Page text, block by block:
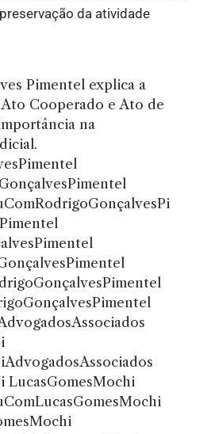
da atividade
Pimentel explica a
Cooperado e Ato de
na
LucasGomesMochi